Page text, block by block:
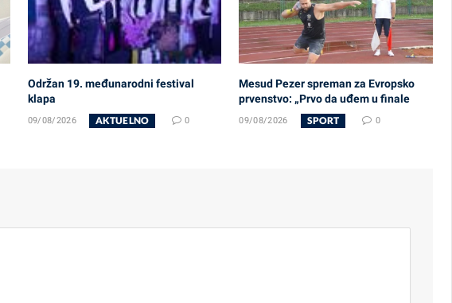
Održan 19. međunarodni festival
klapa
09/08/2026 AKTUELNO 0
Mesud Pezer spreman za Evropsko
prvenstvo: „Prvo da uđem u finale
09/08/2026 SPORT 0